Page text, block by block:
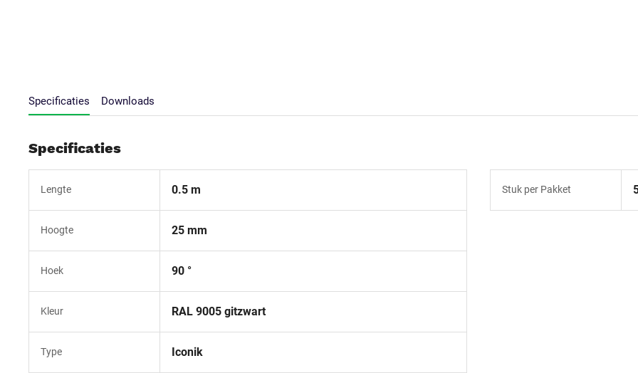
Specificaties Downloads
Specificaties
Lengte 0.5 m
Hoogte 25 mm
Hoek 90 °
Kleur RAL 9005 gitzwart
Type Iconik
Stuk per Pakket